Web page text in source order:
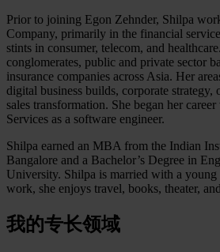
Prior to joining Egon Zehnder, Shilpa
Company, primarily in the financial
stints in consumer, telecom, and
conglomerates, public and private sector
insurance companies across Asia. Her
digital business builds, corporate
sales transformation. She began her
Services as a software engineer.
Shilpa earned an MBA from the Indian
Bangalore and a Bachelor’s Degree in
University. Shilpa is married with a young
work, she enjoys travel, books, theater,
我的专长领域